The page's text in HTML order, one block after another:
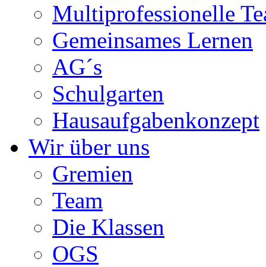
Multiprofessionelle
Gemeinsames Lernen
AG´s
Schulgarten
Hausaufgabenkonzept
Wir über uns
Gremien
Team
Die Klassen
OGS